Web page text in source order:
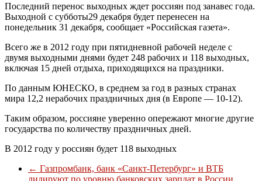
Последний перенос выходных ждет россиян под занавес года.
Выходной с субботы29 декабря будет перенесен на
понедельник 31 декабря, сообщает «Российская газета».
Всего же в 2012 году при пятидневной рабочей неделе с
двумя выходными днями будет 248 рабочих и 118 выходных,
включая 15 дней отдыха, приходящихся на праздники.
По данным ЮНЕСКО, в среднем за год в разных странах
мира 12,2 нерабочих праздничных дня (в Европе — 10-12).
Таким образом, россияне уверенно опережают многие другие
государства по количеству праздничных дней.
В 2012 году у россиян будет 118 выходных
← Газпромбанк, банк «Санкт-Петербург» и ВТБ
лидируют по уровню банковских зарплат в России